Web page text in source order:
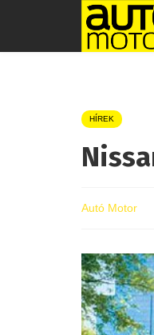
HÍREK
Autó Motor